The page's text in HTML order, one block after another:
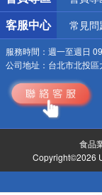
客服中心 常見問
服務時間： 週一至週日
公司地址： 台北市北投
食品
Copyright©2026